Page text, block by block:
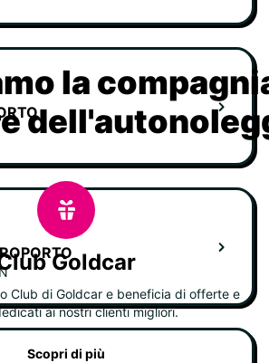
la
Goldcar
Club di Goldcar e beneficia di offerte e
ai nostri clienti migliori.
Scopri di più